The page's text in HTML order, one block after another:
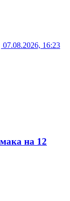
07.08.2026, 16:23
на 12